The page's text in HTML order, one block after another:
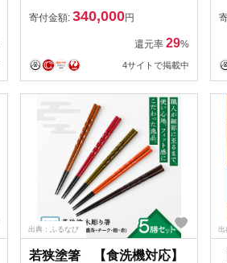
[BFBY007]
寄付金額: 340,000円
還元率 29%
4サイトで掲載中
出典：ふるなび
若狭塗箸 【食洗機対応】
出